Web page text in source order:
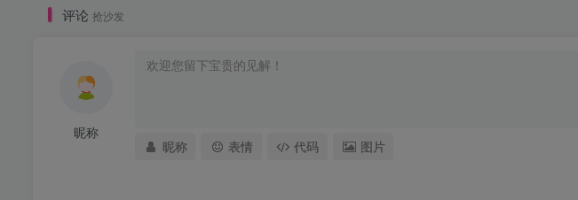
评论 抢沙发
昵称
昵称 表情 代码 图片